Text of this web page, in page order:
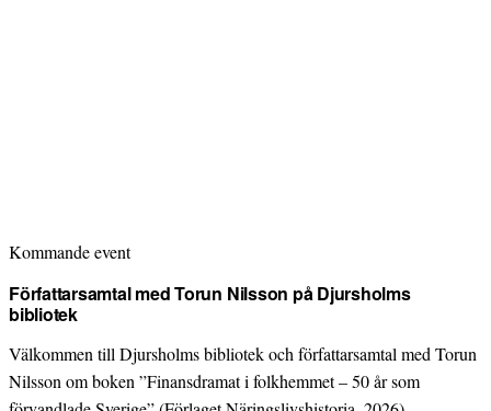
Kommande event
Författarsamtal med Torun Nilsson på Djursholms
bibliotek
Välkommen till Djursholms bibliotek och författarsamtal med Torun
Nilsson om boken ”Finansdramat i folkhemmet – 50 år som